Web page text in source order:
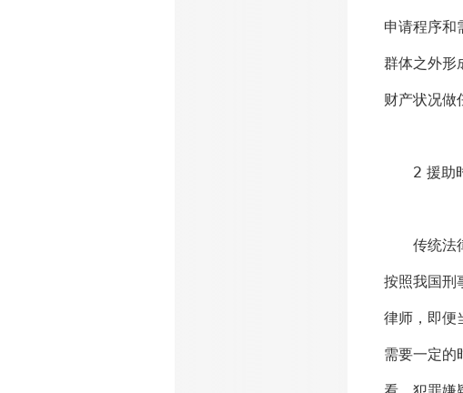
申请程序和
群体之外形
财产状况做
2 援助时
传统法律
按照我国刑
律师，即便
需要一定的